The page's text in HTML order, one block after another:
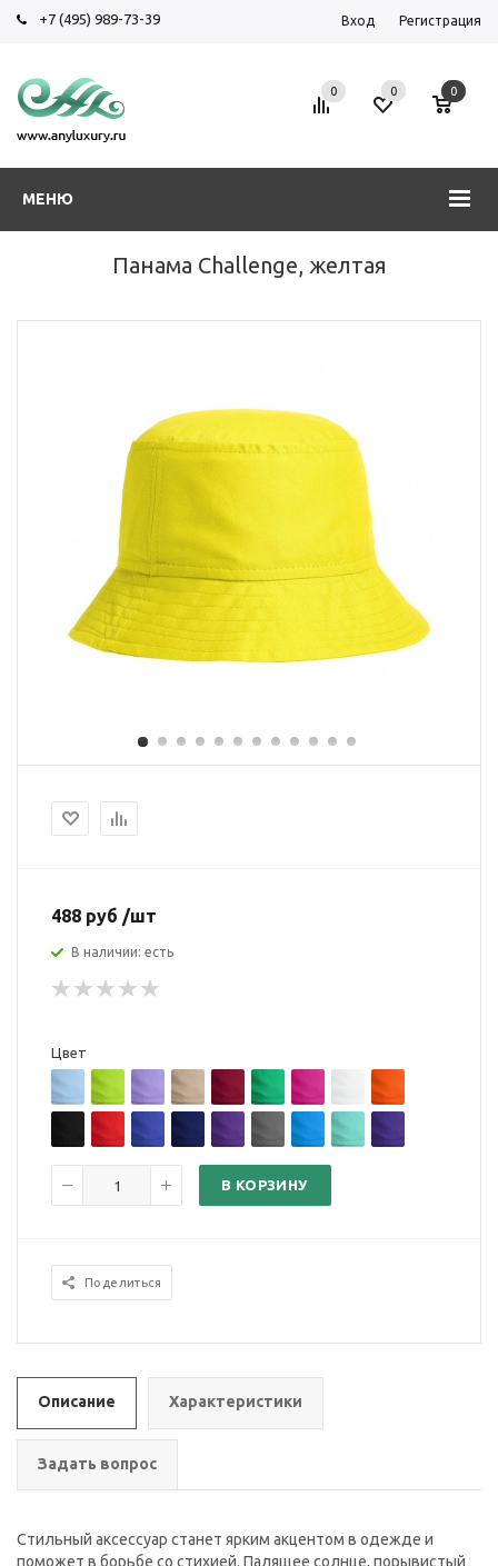
+7 (495) 989-73-39 Вход Регистрация
МЕНЮ
0 0 0
Панама Challenge, желтая
488 руб /шт
В наличии: есть
Цвет
В КОРЗИНУ
Поделиться
Описание Характеристики
Задать вопрос
Стильный аксессуар станет ярким акцентом в одежде и
поможет в борьбе со стихией. Палящее солнце, порывистый